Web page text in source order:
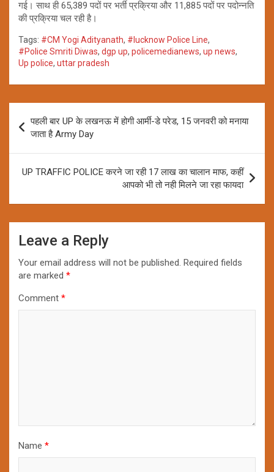
गई। साथ ही 65,389 पदों पर भर्ती प्रक्रिया और 11,885 पदों पर पदोन्नति
की प्रक्रिया चल रही है।
Tags: #CM Yogi Adityanath, #lucknow Police Line,
#Police Smriti Diwas, dgp up, policemedianews, up news,
Up police, uttar pradesh
navigation
पहली बार UP के लखनऊ में होगी आर्मी-डे परेड, 15 जनवरी को मनाया
जाता है Army Day
UP TRAFFIC POLICE करने जा रही 17 लाख का चालान माफ, कहीं
आपको भी तो नही मिलने जा रहा फायदा
Leave a Reply
Your email address will not be published. Required fields
are marked *
Comment *
Name *